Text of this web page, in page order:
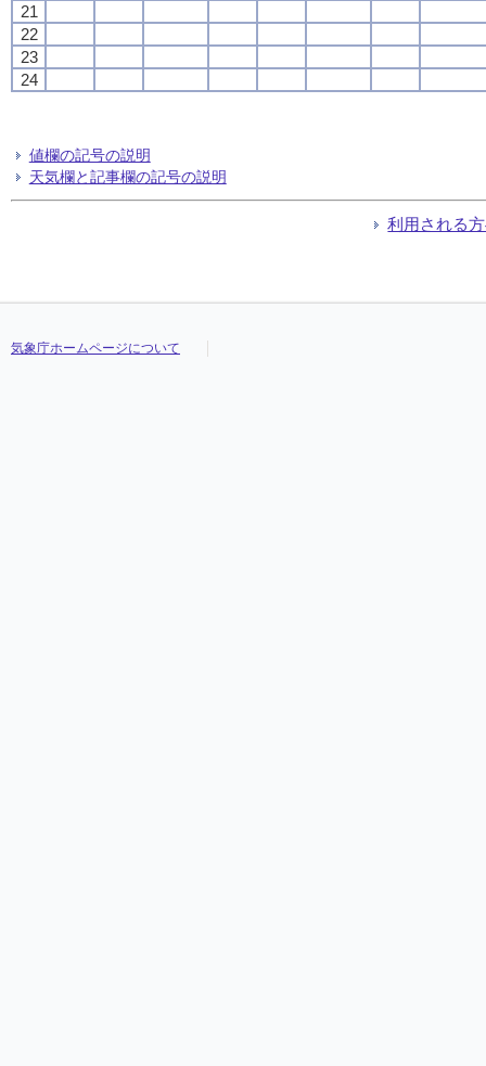
21
22
23
24
値欄の記号の説明
天気欄と記事欄の記号の説明
利用される
気象庁ホームページについて